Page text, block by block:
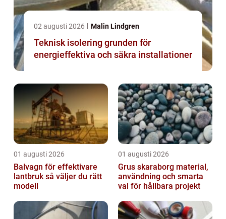
02 augusti 2026 Malin Lindgren
Teknisk isolering grunden för
energieffektiva och säkra installationer
01 augusti 2026
Balvagn för effektivare
lantbruk så väljer du rätt
modell
01 augusti 2026
Grus skaraborg material,
användning och smarta
val för hållbara projekt